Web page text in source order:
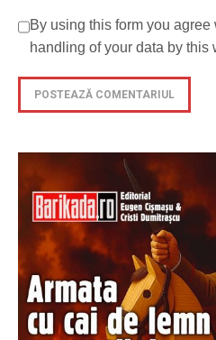
By using this form you agree
handling of your data by this